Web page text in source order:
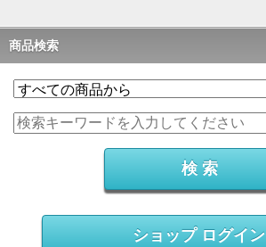
商品検索
ショップ ログイン